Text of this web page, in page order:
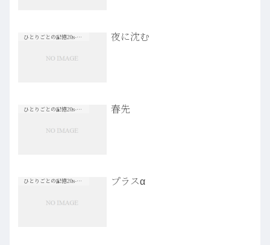
ひとりごとの記憶20s-30s 夜に沈む
ひとりごとの記憶20s-30s 春先
ひとりごとの記憶20s-30s プラスα